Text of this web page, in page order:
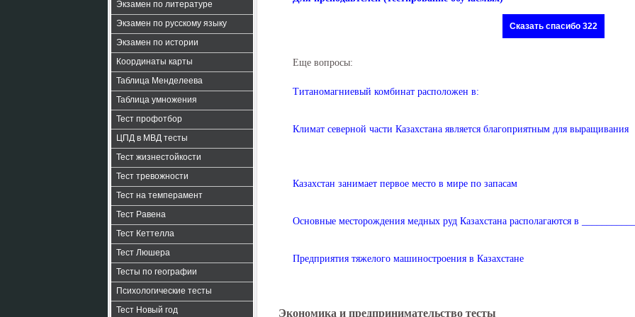
Экзамен по литературе
Экзамен по русскому языку
Экзамен по истории
Координаты карты
Таблица Менделеева
Таблица умножения
Тест профотбор
ЦПД в МВД тесты
Тест жизнестойкости
Тест тревожности
Тест на темперамент
Тест Равена
Тест Кеттелла
Тест Люшера
Тесты по географии
Психологические тесты
Тест Новый год
Сказать спасибо 322
Еще вопросы:
Титаномагниевый комбинат расположен в:
Климат северной части Казахстана является благоприятным для выращивания
Казахстан занимает первое место в мире по запасам
Основные месторождения медных руд Казахстана располагаются в
Предприятия тяжелого машиностроения в Казахстане
Экономика и предпринимательство тесты